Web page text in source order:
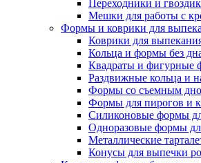
Переходники и
Мешки для работы с
Формы и коврики для
Коврики для
Кольца и формы без
Квадраты и фигурные
Раздвижные кольца и
Формы со съемным
Формы для пирогов и
Силиконовые формы
Одноразовые формы
Металлические
Конусы для выпечки